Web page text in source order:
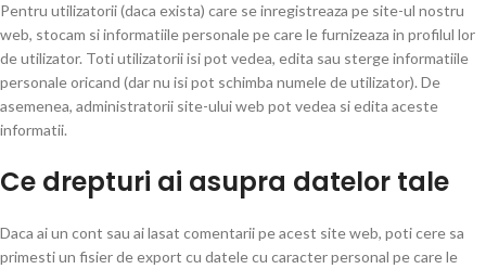
Pentru utilizatorii (daca exista) care se inregistreaza pe site-ul nostru
web, stocam si informatiile personale pe care le furnizeaza in profilul lor
de utilizator. Toti utilizatorii isi pot vedea, edita sau sterge informatiile
personale oricand (dar nu isi pot schimba numele de utilizator). De
asemenea, administratorii site-ului web pot vedea si edita aceste
informatii.
Ce drepturi ai asupra datelor tale
Daca ai un cont sau ai lasat comentarii pe acest site web, poti cere sa
primesti un fisier de export cu datele cu caracter personal pe care le